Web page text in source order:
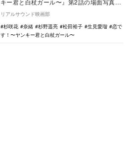
キー君と白杖ガール〜』第2話の場面写真が
公開された。 漫画『ヤンキー君と白杖ガ
ール』（…
リアルサウンド映画部
杉咲花
奈緒 杉野遥亮 松田裕子 生見愛瑠
恋で
す！〜ヤンキー君と白杖ガール〜